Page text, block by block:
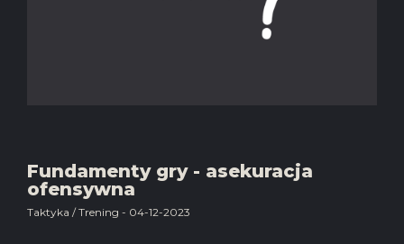
Fundamenty gry - asekuracja
ofensywna
Taktyka / Trening - 04-12-2023